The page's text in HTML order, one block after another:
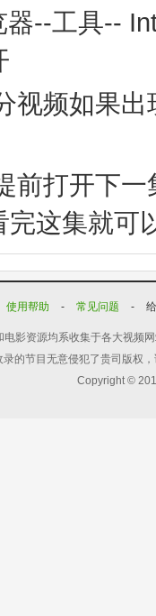
--工具--
视频如果
前打开下
这集就可
使用帮助 - 常见问题 -
影资源均系收集于各大视频
录的节目无意侵犯了贵司版权
Copyright ©